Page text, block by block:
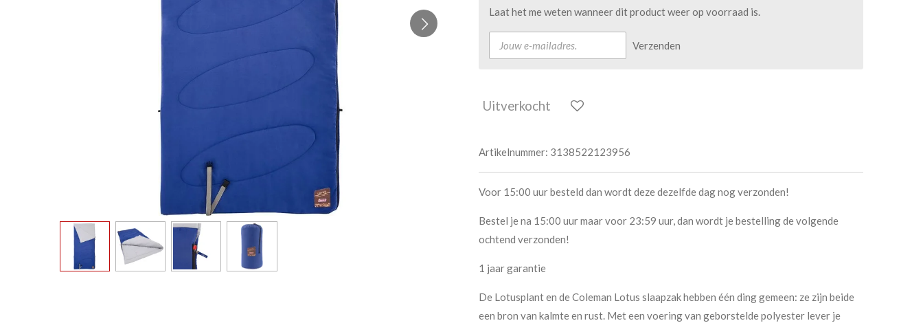
Laat het me weten wanneer dit product weer op voorraad is.
Verzenden
Uitverkocht
Artikelnummer: 3138522123956
Voor 15:00 uur besteld dan wordt deze dezelfde dag nog verzonden!
Bestel je na 15:00 uur maar voor 23:59 uur, dan wordt je bestelling de volgende
ochtend verzonden!
1 jaar garantie
De Lotusplant en de Coleman Lotus slaapzak hebben één ding gemeen: ze zijn beide
een bron van kalmte en rust. Met een voering van geborstelde polyester lever je